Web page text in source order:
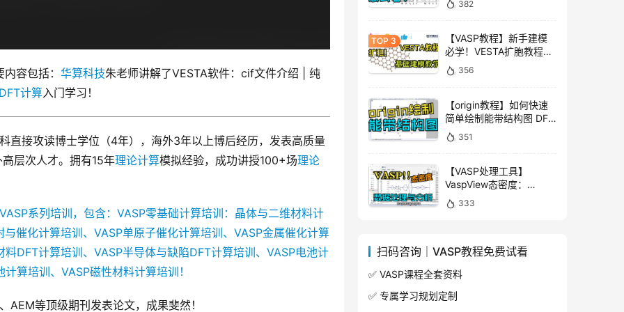
容包括： 华算科技朱老师讲解了VESTA软件：cif文件介绍 | 纯
计算入门学习！
直接攻读博士学位（4年），海外3年以上博后经历，发表高质量
层次人才。拥有15年理论计算模拟经验，成功讲授100+场理论
系列培训，包含：VASP零基础计算培训：晶体与二维材料计
催化计算培训、VASP单原子催化计算培训、VASP金属催化计算
DFT计算培训、VASP半导体与缺陷DFT计算培训、VASP电池计
算培训、VASP磁性材料计算培训！
AEM等顶级期刊发表论文，成果斐然！
师讲VASP
382
【VASP教程】新手建模
必学！VESTA扩胞教程！|
华算科技 朱老师讲VASP
356
【origin教程】如何快速
简单绘制能带结构图 DFT
计算 华算科技-朱老师讲
VASP
351
【VASP处理工具】
VaspView态密度：
TDOS+PDOS一网打尽
态密度作图随心定制 态密
333
扫码咨询｜VASP教程免费试看
✅ VASP课程全套资料
✅ 专属学习规划定制